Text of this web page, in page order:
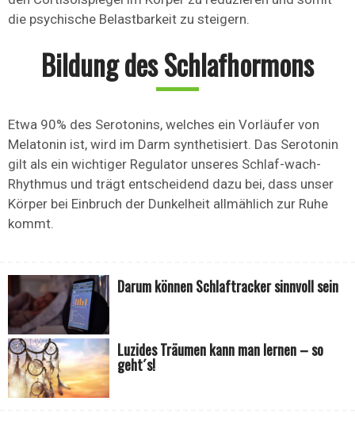
die psychische Belastbarkeit zu steigern.
Bildung des Schlafhormons
Etwa 90% des Serotonins, welches ein Vorläufer von
Melatonin ist, wird im Darm synthetisiert. Das Serotonin
gilt als ein wichtiger Regulator unseres Schlaf-wach-
Rhythmus und trägt entscheidend dazu bei, dass unser
Körper bei Einbruch der Dunkelheit allmählich zur Ruhe
kommt.
Darum können Schlaftracker sinnvoll sein
Luzides Träumen kann man lernen – so
geht´s!